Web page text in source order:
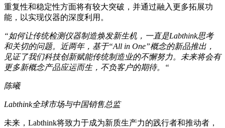
重复性和稳定性方面将有较大突破，并通过融入更多拓展功
能，以实现仪器的深度利用。
“如何让传统检测仪器制造焕发新生机，一直是Labthink思考
和关切的问题。近两年，基于“All in One”概念的新品推出，
见证了我们科技创新赋能传统制造业的不懈努力。未来将会有
更多新概念产品应运而生，不负客户的期待。“
陈曦
Labthink全球市场与中国销售总监
未来，Labthink将致力于成为新质生产力的践行者和推动者，